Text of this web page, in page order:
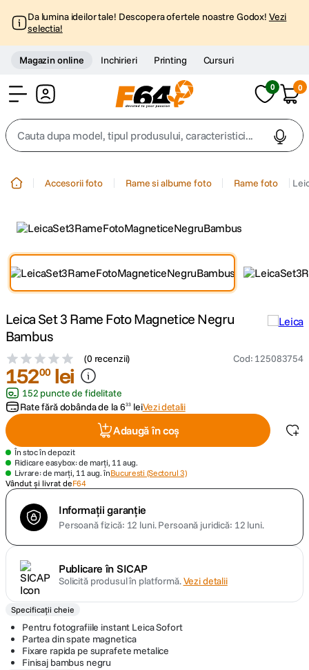
Da lumina ideilor tale! Descopera ofertele noastre Godox! Vezi
selectia!
Magazin online Inchirieri Printing Cursuri
0 0
Cauta dupa model, tipul produsului, caracteristici...
3. trepied telefon
5. canon sx740 hs
6. lavaliera
7. card memorie
9. insta 360
10. godox
Accesorii foto Rame si albume foto Rame foto
Leica Set 3 Rame Foto Magnetice Negru
Bambus
(0 recenzii) Cod: 125083754
15200 lei
152 puncte de fidelitate
Rate fără dobânda de la633 leiVezi detalii
Adaugă în coș
În stoc în depozit
Ridicare easybox: de marți, 11 aug.
Livrare: de marți, 11 aug. înBucuresti (Sectorul 3)
Vândut și livrat deF64
Informații garanție
Persoană fizică: 12 luni.Persoană juridică: 12 luni.
Publicare în SICAP
Solicită produsul în platformă.Vezi detalii
Specificații cheie
Pentru fotografiile instant Leica Sofort
Partea din spate magnetica
Fixare rapida pe suprafete metalice
Finisaj bambus negru